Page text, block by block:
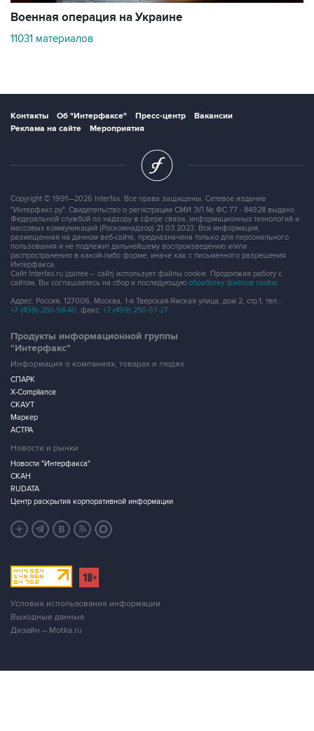
Военная операция на Украине
11031 материалов
Контакты Об "Интерфаксе" Пресс-центр
Вакансии
Реклама на сайте
Мероприятия
Copyright © 1991—2026 Interfax. Все права защищены. Сетевое издание
"Интерфакс.ру". Свидетельство о регистрации СМИ ЭЛ № ФС 77 - 84928 выдано
Федеральной службой по надзору в сфере связи, информационных технологий и
массовых коммуникаций (Роскомнадзор) 21.03.2023. Вся информация,
размещенная на данном веб-сайте, предназначена только для персонального
пользования и не подлежит дальнейшему воспроизведению и/или
распространению в какой-либо форме, иначе как с письменного разрешения
Интерфакса.
Сайт Interfax.ru (далее – сайт) использует файлы cookie. Продолжая работу с
сайтом, Вы соглашаетесь на сбор и последующую обработку файлов cookie.
Адрес: Россия, 127006, Москва, 1-я Тверская-Ямская улица, дом 2, стр.1, тел.:
+7 (499) 250-98-40, факс: +7 (499) 250-97-27
Продукты информационной группы
"Интерфакс"
Информация о компаниях, товарах и людях
СПАРК
X-Compliance
СКАУТ
Маркер
АСТРА
Новости и рынки
Новости "Интерфакса"
СКАН
RUDATA
Центр раскрытия корпоративной информации
Условия использования информации
Выходные данные
Дизайн – Motka.ru